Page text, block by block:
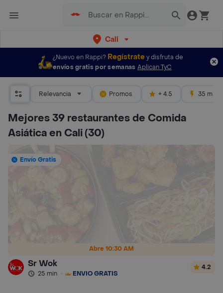
Cali
¿Nuevo en Rappi? Regístratey disfruta de
envíos gratis por semanas Aplican TyC
Relevancia Promos + 4.5 35 mins
Mejores 39 restaurantes de Comida
Asiática en Cali(30)
Abre 10:30 AM
Envío Gratis
Sr Wok
25 min · ENVÍO GRATIS
4.2